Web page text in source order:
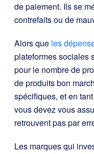
de paiement. Ils se
contrefaits ou de
Alors que les
plateformes sociales
pour le nombre de
de produits bon
spécifiques, et en
vous devez vous
retrouvent pas par
Les marques qui